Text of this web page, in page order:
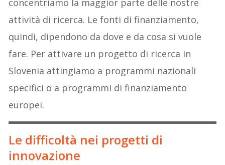
attività di ricerca. Le fonti di finanziamento,
quindi, dipendono da dove e da cosa si vuole
fare. Per attivare un progetto di ricerca in
Slovenia attingiamo a programmi nazionali
specifici o a programmi di finanziamento
europei.
Le difficoltà nei progetti di
innovazione